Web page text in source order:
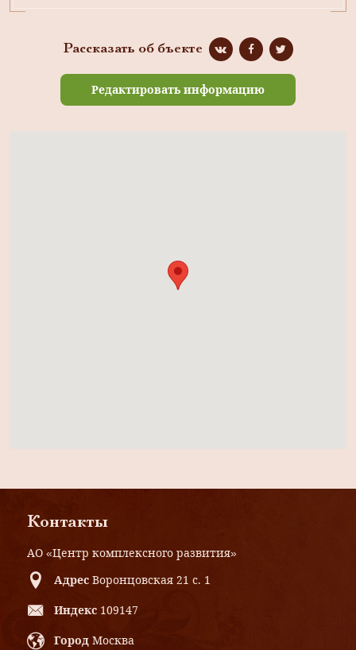
Рассказать об бъекте
Редактировать информацию
Контакты
АО «Центр комплексного развития»
Адрес Воронцовская 21 с. 1
Индекс 109147
Город Москва